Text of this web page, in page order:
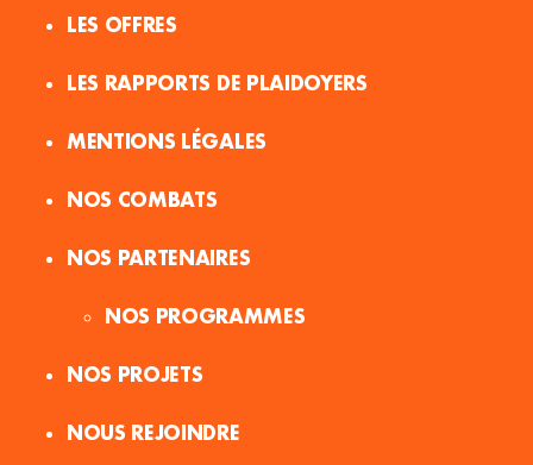
LES OFFRES
LES RAPPORTS DE PLAIDOYERS
MENTIONS LÉGALES
NOS COMBATS
NOS PARTENAIRES
NOS PROGRAMMES
NOS PROJETS
NOUS REJOINDRE